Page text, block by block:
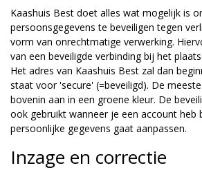
Kaashuis Best doet alles wat mogelijk is
persoonsgegevens te beveiligen tegen
vorm van onrechtmatige verwerking.
van een beveiligde verbinding bij het
Het adres van Kaashuis Best zal dan
staat voor 'secure' (=beveiligd). De
bovenin aan in een groene kleur. De
ook gebruikt wanneer je een account heb
persoonlijke gegevens gaat aanpassen.
Inzage en correctie